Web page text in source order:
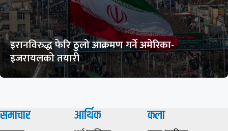
इरानविरुद्ध फेरि ठुलो आक्रमण गर्ने अमेरिका-
इजरायलको तयारी
समाचार आर्थिक कला